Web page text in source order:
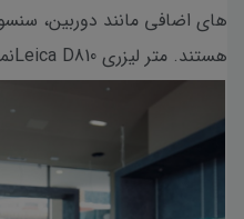
هستند. متر لیزری Leica D810نمونه ای از این نوع است.